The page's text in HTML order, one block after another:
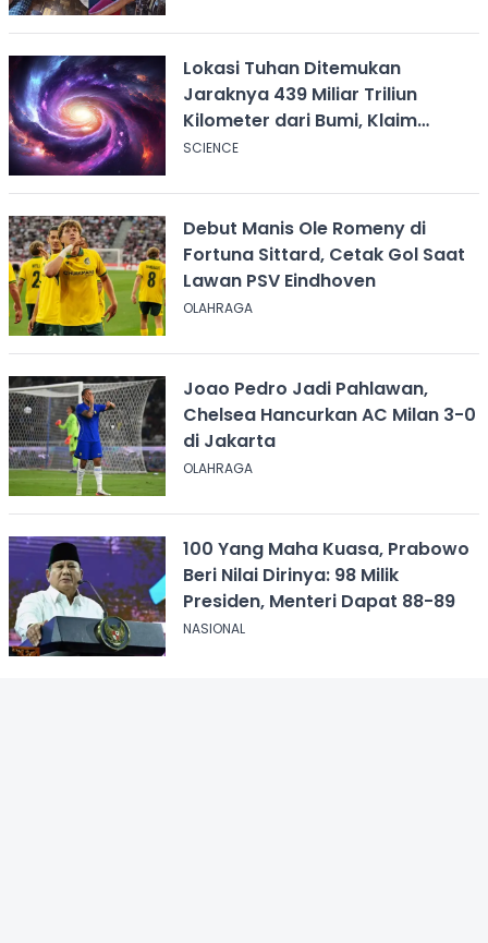
Lokasi Tuhan Ditemukan
Jaraknya 439 Miliar Triliun
Kilometer dari Bumi, Klaim
Ilmuwan Harvard
SCIENCE
Debut Manis Ole Romeny di
Fortuna Sittard, Cetak Gol Saat
Lawan PSV Eindhoven
OLAHRAGA
Joao Pedro Jadi Pahlawan,
Chelsea Hancurkan AC Milan 3-0
di Jakarta
OLAHRAGA
100 Yang Maha Kuasa, Prabowo
Beri Nilai Dirinya: 98 Milik
Presiden, Menteri Dapat 88-89
NASIONAL